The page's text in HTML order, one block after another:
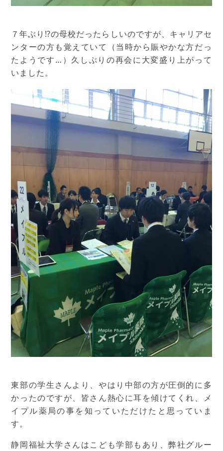
７年ぶり⁉︎の母校だったらしいのですが、キャリアセ
ンターの方も覚えていて（当時から賑やかな方だっ
たようです…）久しぶりの再会に大変盛り上がって
いました。
東部の学生さんより、やはり中部の方が圧倒的に多
かったのですが、皆さん熱心に耳を傾けてくれ、メ
イプル薬局の事を知っていただけたと思っていま
す。
静岡福祉大学さんはこども学部もあり、弊社グルー